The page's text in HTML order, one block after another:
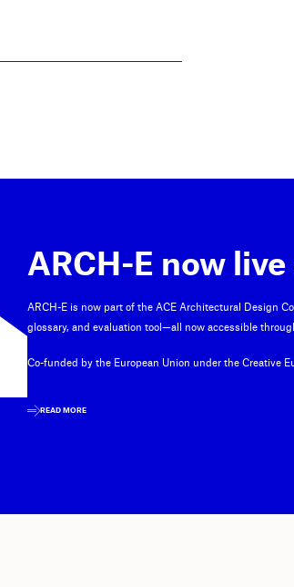
ARCH-E now
ARCH-E is now part of the ACE Architectural Design
glossary, and evaluation tool—all now accessible
Co-funded by the European Union under the Creative
READ MORE